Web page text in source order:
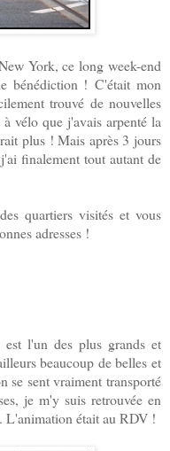
York, ce long week-end
bénédiction ! C'était mon
trouvé de nouvelles
vélo que j'avais arpenté la
plus ! Mais après 3 jours
finalement tout autant de
quartiers visités et vous
adresses !
l'un des plus grands et
beaucoup de belles et
se sent vraiment transporté
je m'y suis retrouvée en
L'animation était au RDV !